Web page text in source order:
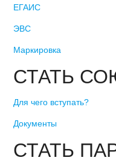
ЕГАИС
ЭВС
Маркировка
СТАТЬ
Для чего вступать?
Документы
СТАТЬ